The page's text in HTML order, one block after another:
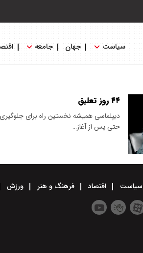
سیاست جهان جامعه
۴۴ روز تعلیق
دیپلماسی همیشه نخستین راه برای
حتی پس از آغاز…
سیاست اقتصاد فرهنگ و هنر ورزش